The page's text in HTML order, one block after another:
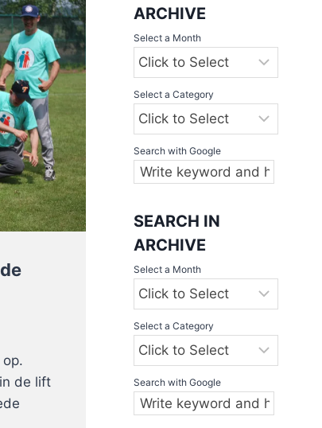
de lift
ARCHIVE
Select a Month
Select a Category
Search with Google
SEARCH IN
ARCHIVE
Select a Month
Select a Category
Search with Google